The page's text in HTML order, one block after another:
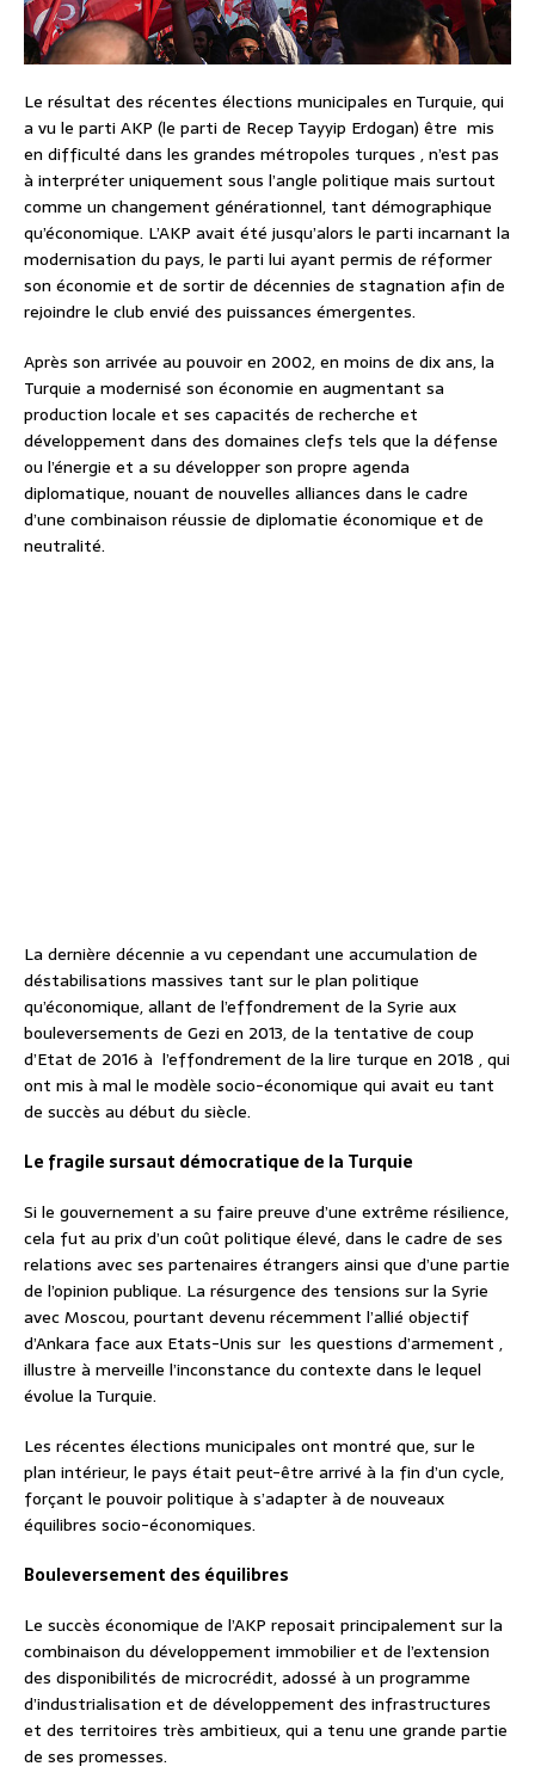
Le résultat des récentes élections municipales en Turquie, qui
a vu le parti AKP (le parti de Recep Tayyip Erdogan) être mis
en difficulté dans les grandes métropoles turques , n’est pas
à interpréter uniquement sous l’angle politique mais surtout
comme un changement générationnel, tant démographique
qu’économique. L’AKP avait été jusqu’alors le parti incarnant la
modernisation du pays, le parti lui ayant permis de réformer
son économie et de sortir de décennies de stagnation afin de
rejoindre le club envié des puissances émergentes.
Après son arrivée au pouvoir en 2002, en moins de dix ans, la
Turquie a modernisé son économie en augmentant sa
production locale et ses capacités de recherche et
développement dans des domaines clefs tels que la défense
ou l’énergie et a su développer son propre agenda
diplomatique, nouant de nouvelles alliances dans le cadre
d’une combinaison réussie de diplomatie économique et de
neutralité.
La dernière décennie a vu cependant une accumulation de
déstabilisations massives tant sur le plan politique
qu’économique, allant de l’effondrement de la Syrie aux
bouleversements de Gezi en 2013, de la tentative de coup
d’Etat de 2016 à l’effondrement de la lire turque en 2018 , qui
ont mis à mal le modèle socio-économique qui avait eu tant
de succès au début du siècle.
Le fragile sursaut démocratique de la Turquie
Si le gouvernement a su faire preuve d’une extrême résilience,
cela fut au prix d’un coût politique élevé, dans le cadre de ses
relations avec ses partenaires étrangers ainsi que d’une partie
de l’opinion publique. La résurgence des tensions sur la Syrie
avec Moscou, pourtant devenu récemment l’allié objectif
d’Ankara face aux Etats-Unis sur les questions d’armement ,
illustre à merveille l’inconstance du contexte dans le lequel
évolue la Turquie.
Les récentes élections municipales ont montré que, sur le
plan intérieur, le pays était peut-être arrivé à la fin d’un cycle,
forçant le pouvoir politique à s’adapter à de nouveaux
équilibres socio-économiques.
Bouleversement des équilibres
Le succès économique de l’AKP reposait principalement sur la
combinaison du développement immobilier et de l’extension
des disponibilités de microcrédit, adossé à un programme
d’industrialisation et de développement des infrastructures
et des territoires très ambitieux, qui a tenu une grande partie
de ses promesses.